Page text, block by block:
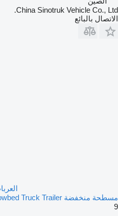
China Sinotruk Vehicle Co., Ltd.
الاتصال بالبائع
مسطحة منخفضة ZW-Trailer 60Ton Lowbed Truck Trailer
9